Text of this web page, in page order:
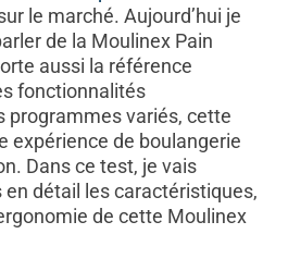
le marché. Aujourd’hui je
de la Moulinex Pain
aussi la référence
fonctionnalités
programmes variés, cette
expérience de boulangerie
Dans ce test, je vais
détail les caractéristiques,
de cette Moulinex